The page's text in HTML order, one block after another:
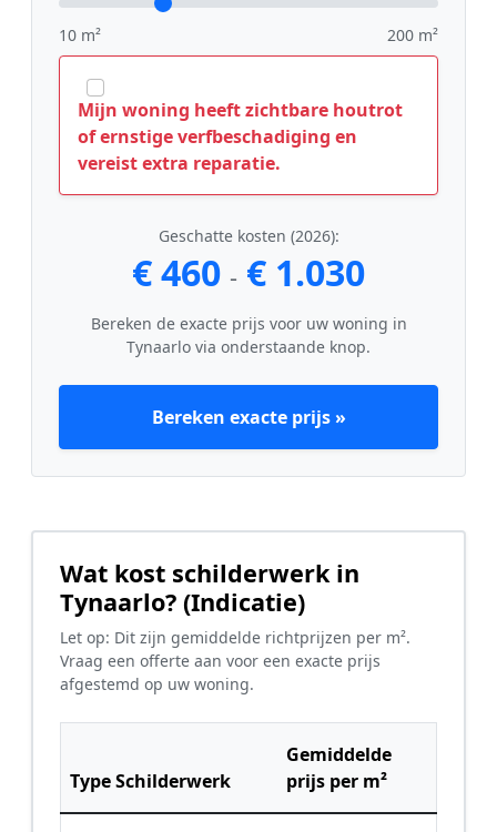
10 m² 200 m²
Mijn woning heeft zichtbare houtrot
of ernstige verfbeschadiging en
vereist extra reparatie.
Geschatte kosten (2026):
€ 460 - € 1.030
Bereken de exacte prijs voor uw woning in
Tynaarlo via onderstaande knop.
Bereken exacte prijs »
Wat kost schilderwerk in
Tynaarlo? (Indicatie)
Let op: Dit zijn gemiddelde richtprijzen per m².
Vraag een offerte aan voor een exacte prijs
afgestemd op uw woning.
Type Schilderwerk
Gemiddelde
prijs per m²